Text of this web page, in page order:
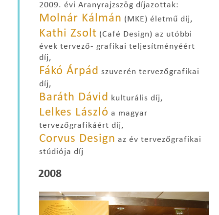
2009. évi Aranyrajzszög díjazottak:
Molnár Kálmán (MKE) életmű díj,
Kathi Zsolt (Café Design) az utóbbi
évek tervező- grafikai teljesítményéért
díj,
Fákó Árpád szuverén tervezőgrafikai
díj,
Baráth Dávid kulturális díj,
Lelkes László a magyar
tervezőgrafikáért díj,
Corvus Design az év tervezőgrafikai
stúdiója díj
2008